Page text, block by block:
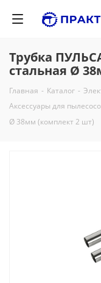
Трубка
стальная Ø
Главная - Каталог -
Аксессуары для
Ø 38мм (комплект 2 шт)